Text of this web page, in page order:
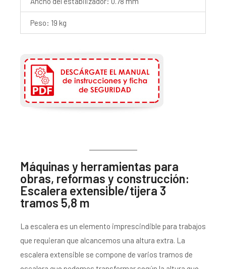
Peso: 19 kg
Máquinas y herramientas para
obras, reformas y construcción:
Escalera extensible/tijera 3
tramos 5,8 m
La escalera es un elemento imprescindible para trabajos
que requieran que alcancemos una altura extra. La
escalera extensible se compone de varios tramos de